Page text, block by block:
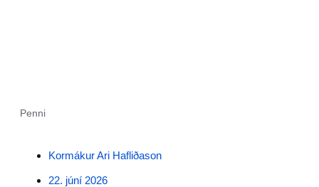
Penni
Kormákur Ari Hafliðason
22. júní 2026